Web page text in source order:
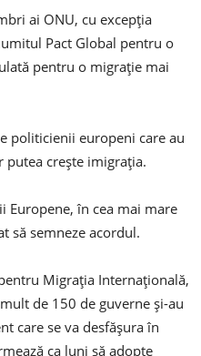
ai ONU, cu excepţia
Pact Global pentru o
pentru o migraţie mai
politicienii europeni care au
putea creşte imigraţia.
Europene, în cea mai mare
să semneze acordul.
Migraţia Internaţională,
de 150 de guverne şi-au
care se va desfăşura în
ca luni să adopte